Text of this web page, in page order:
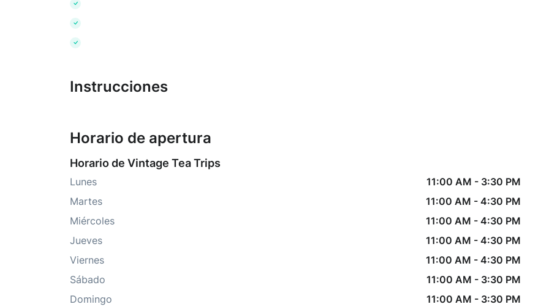
Instrucciones
Horario de apertura
Horario de Vintage Tea Trips
Lunes 11:00 AM - 3:30 PM
Martes
11:00 AM - 4:30 PM
Miércoles
11:00 AM - 4:30 PM
Jueves
11:00 AM - 4:30 PM
Viernes
11:00 AM - 4:30 PM
Sábado
11:00 AM - 3:30 PM
Domingo
11:00 AM - 3:30 PM